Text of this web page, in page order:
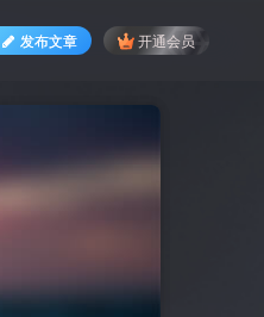
发布文章 开通会员